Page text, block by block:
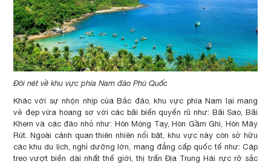
Đôi nét về khu vực phía Nam đảo Phú Quốc
Khác với sự nhộn nhịp của Bắc đảo, khu vực phía Nam lại mang
vẻ đẹp vừa hoang sơ với các bãi biển quyến rũ như: Bãi Sao, Bãi
Khem và các đảo nhỏ như: Hòn Móng Tay, Hòn Gầm Ghì, Hòn Mây
Rút. Ngoài cảnh quan thiên nhiên nổi bật, khu vực này còn sở hữu
các khu du lịch, nghỉ dưỡng lớn, mang đẳng cấp quốc tế như: Cáp
treo vượt biển dài nhất thế giới, thị trấn Địa Trung Hải rực rỡ sắc